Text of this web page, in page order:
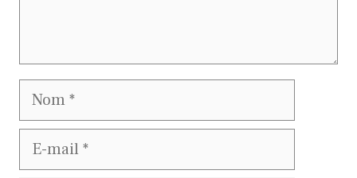
Nom
E-